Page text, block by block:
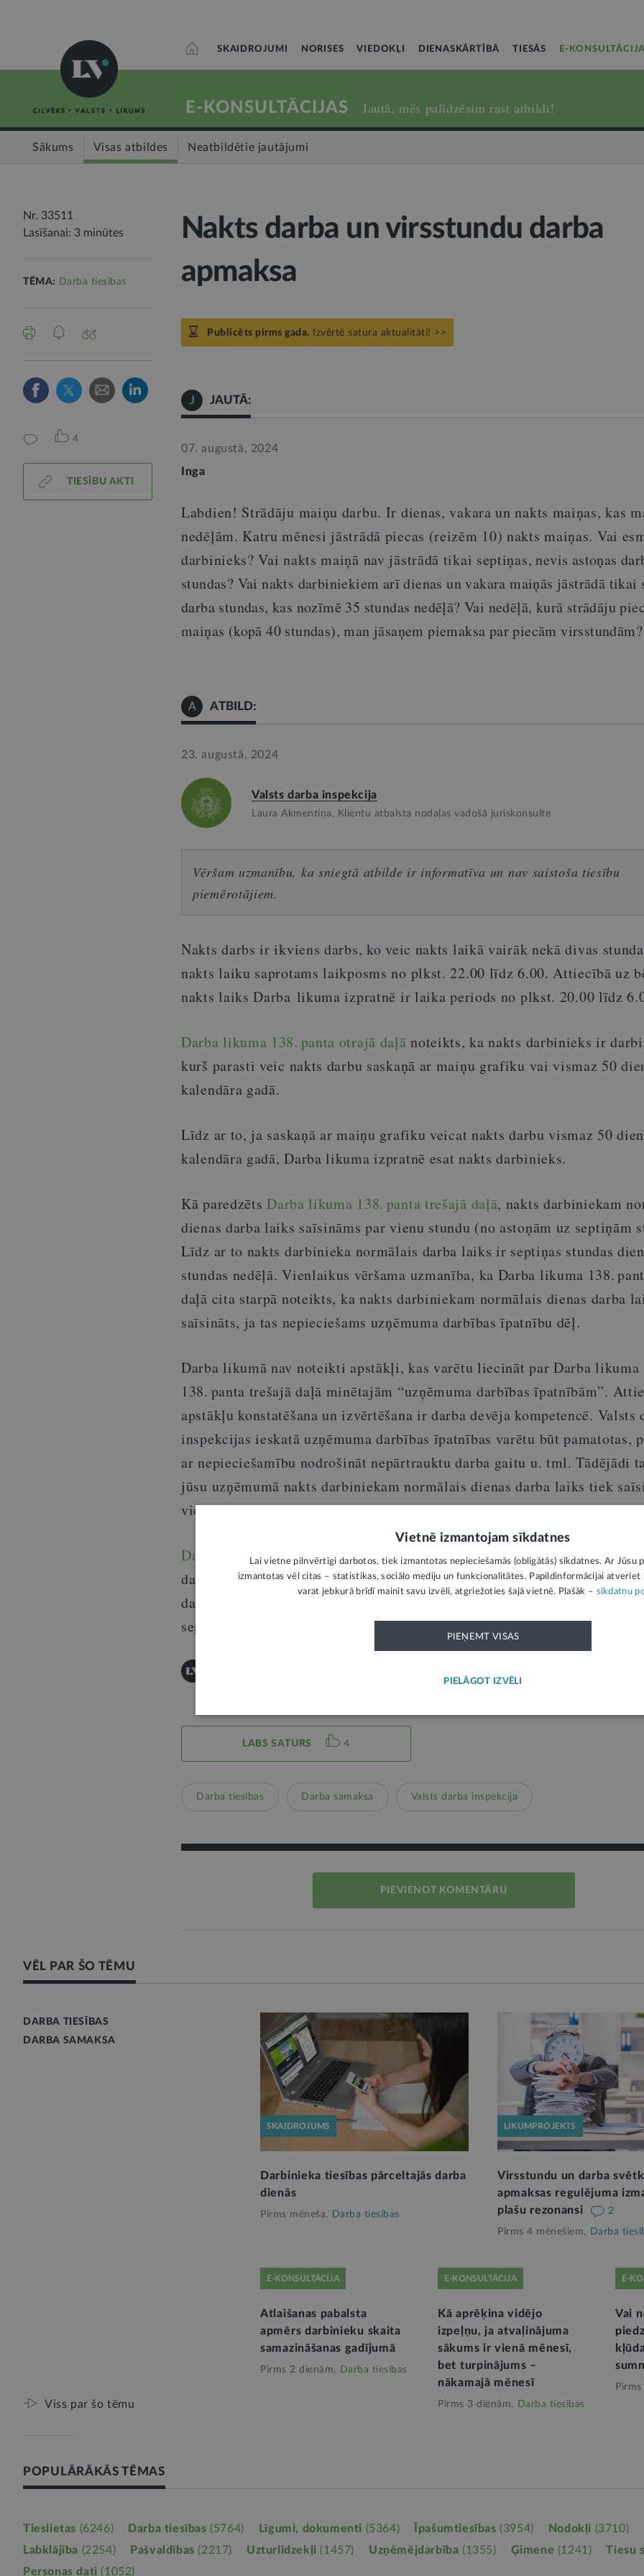
SKAIDROJUMI NORISES VIEDOKĻI DIENASKĀRTĪBĀ TIESĀS E-
E-KONSULTĀCIJAS Jautā, mēs palīdzēsim rast atbildi!
Sākums Visas atbildes Neatbildētie jautājumi
Nr. 33511
Lasīšanai: 3 minūtes
TĒMA: Darba tiesības
4
TIESĪBU AKTI
Nakts darba un virsstundu darba
apmaksa
Publicēts pirms gada. Izvērtē satura aktualitāti! >>
J JAUTĀ:
07. augustā, 2024
Inga
Labdien! Strādāju maiņu darbu. Ir dienas, vakara un nakts maiņas, kas
nedēļām. Katru mēnesi jāstrādā piecas (reizēm 10) nakts maiņas. Vai
darbinieks? Vai nakts maiņā nav jāstrādā tikai septiņas, nevis astoņas
stundas? Vai nakts darbiniekiem arī dienas un vakara maiņās jāstrādā tikai
darba stundas, kas nozīmē 35 stundas nedēļā? Vai nedēļā, kurā strādāju
maiņas (kopā 40 stundas), man jāsaņem piemaksa parpiecām virsstundām?
A ATBILD:
23. augustā, 2024
Valsts darba inspekcija
Laura Akmentiņa, Klientu atbalsta nodaļas vadošā juriskonsulte
Vēršam uzmanību, ka sniegtā atbilde ir informatīva un nav saistoša tiesību
piemērotājiem.
Nakts darbs ir ikviens darbs, ko veic nakts laikā vairāk nekā divas
nakts laiku saprotams laikposms no plkst. 22.00 līdz 6.00. Attiecībā uz
nakts laiks Darba likuma izpratnē ir laika periods no plkst. 20.00 līdz
Darba likuma 138. panta otrajā daļā noteikts, ka nakts darbinieks ir
kurš parasti veic nakts darbu saskaņā ar maiņu grafiku vai vismaz 50
kalendāra gadā.
Līdz ar to, ja saskaņā ar maiņu grafiku veicat nakts darbu vismaz 50
kalendāra gadā, Darba likuma izpratnē esat nakts darbinieks.
Kā paredzētsDarba likuma 138. panta trešajā daļā, nakts darbiniekam
dienas darba laiks saīsināms par vienu stundu (no astoņām uz septiņām
Līdz ar to nakts darbinieka normālais darba laiks ir septiņas stundas
stundas nedēļā. Vienlaikus vēršama uzmanība, ka Darba likuma 138.
daļā cita starpā noteikts, ka nakts darbiniekam normālais dienas darba
saīsināts, ja tas nepieciešams uzņēmuma darbības īpatnību dēļ.
Darba likumā nav noteikti apstākļi, kas varētu liecināt par Darba likuma
138. panta trešajā daļā minētajām “uzņēmuma darbības īpatnībām”.
apstākļu konstatēšana un izvērtēšana ir darba devēja kompetencē. Valsts
inspekcijas ieskatā uzņēmuma darbības īpatnības varētu būt pamatotas,
ar nepieciešamību nodrošināt nepārtrauktu darba gaitu u. tml.Tādējādi
jūsu uzņēmumā nakts darbiniekam normālais dienas darba laiks tiek
vienu stundu, skaidrojams, vēršoties pie darba devēja.
Darba likuma 136. panta pirmajā daļānoteikts, ka virsstundu darbs ir
darbinieks veic virs normālā darba laika.Attiecīgi, ja nakts darbinieka
darba laiks ir septiņas stundas dienā, 35 stundas nedēļā, darbs, kas veikts
septiņām stundām dienā, 35 stundām nedēļā, uzskatāms par virsstundu
LABS SATURS 4
Darba tiesības Darba samaksa Valsts darba inspekcija
PIEVIENOT KOMENTĀRU
VĒL PAR ŠO TĒMU
DARBA TIESĪBAS
DARBA SAMAKSA
SKAIDROJUMS
Darbinieka tiesības pārceltajās darba
dienās
Pirms mēneša, Darba tiesības
LIKUMPROJEKTS
Virsstundu un darba
apmaksas regulējuma
plašu rezonansi
2
Pirms 4 mēnešiem, Darba
E-KONSULTĀCIJA
Atlaišanas pabalsta
apmērs darbinieku skaita
samazināšanas gadījumā
Pirms 2 dienām, Darba tiesības
E-KONSULTĀCIJA
Kā aprēķina vidējo
izpeļņu, ja atvaļinājuma
sākums ir vienā mēnesī,
bet turpinājums –
nākamajā mēnesī
Pirms 3 dienām, Darba tiesības
E-
Vai
Viss par šo tēmu
POPULĀRĀKĀS TĒMAS
Tieslietas (6246) Darba tiesības (5764) Līgumi, dokumenti (5364) Īpašumtiesības (3954) Nodokļi (3710)
Labklājība (2254) Pašvaldības (2217) Uzturlīdzekļi (1457) Uzņēmējdarbība (1355) Ģimene (1241) Tiesu
Personas dati (1052)
Vietnē izmantojam sīkdatnes
Lai vietne pilnvērtīgi darbotos, tiek izmantotas nepieciešamās (obligātās) sīkdatnes. Ar Jūsu
izmantotas vēl citas – statistikas, sociālo mediju un funkcionalitātes. Papildinformācijai atveriet
varat jebkurā brīdī mainīt savu izvēli, atgriežoties šajā vietnē. Plašāk – sīkdatņu
PIEŅEMT VISAS
PIELĀGOT IZVĒLI